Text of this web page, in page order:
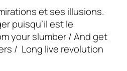
et ses illusions.
puisqu’il est le
your slumber / And get
/ Long live revolution